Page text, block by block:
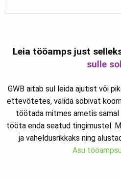
Leia tööamps just
sulle
GWB aitab sul leida ajutist või
ettevõtetes, valida sobivat
töötada mitmes ametis
tööta enda seatud tingimustel.
ja vaheldusrikkaks ning
Asu